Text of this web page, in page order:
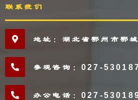
联系我们
地址：湖北省鄂州市鄂
参观咨询：027-
办公电话：027-